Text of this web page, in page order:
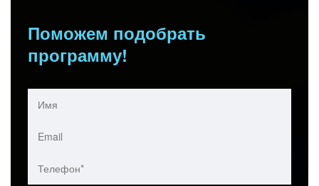
Поможем подобрать
программу!